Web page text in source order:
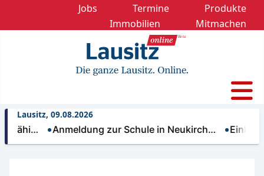
Jobs Termine
Produkte
Immobilien
Mitmachen
Lausitz, 09.08.2026
Anmeldung zur Schule in Neukirch… Einladung